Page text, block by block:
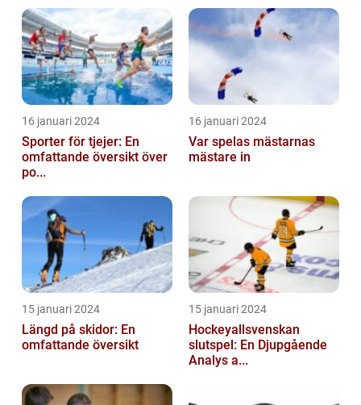
16 januari 2024
Sporter för tjejer: En
omfattande översikt över
po...
16 januari 2024
Var spelas mästarnas
mästare in
15 januari 2024
Längd på skidor: En
omfattande översikt
15 januari 2024
Hockeyallsvenskan
slutspel: En Djupgående
Analys a...